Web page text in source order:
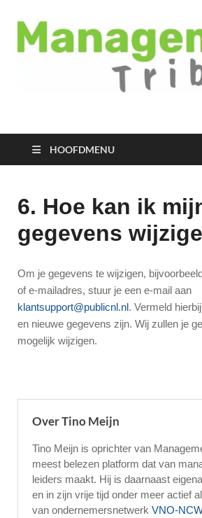
HOOFDMENU
6. Hoe kan ik
gegevens
Om je gegevens te wijzigen,
of e-mailadres, stuur je een e-mail aan
klantsupport@publicnl.nl. Vermeld
en nieuwe gegevens zijn. Wij zullen je
mogelijk wijzigen.
Over Tino Meijn
Tino Meijn is oprichter van
meest belezen platform dat van
leiders maakt. Hij is daarnaast
en in zijn vrije tijd onder meer actief
van ondernemersnetwerk VNO-